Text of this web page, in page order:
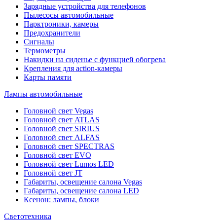
Зарядные устройства для телефонов
Пылесосы автомобильные
Парктроники, камеры
Предохранители
Сигналы
Термометры
Накидки на сиденье с функцией обогрева
Крепления для action-камеры
Карты памяти
Лампы автомобильные
Головной свет Vegas
Головной свет ATLAS
Головной свет SIRIUS
Головной свет ALFAS
Головной свет SPECTRAS
Головной свет EVO
Головной свет Lumos LED
Головной свет JT
Габариты, освещение салона Vegas
Габариты, освещение салона LED
Ксенон: лампы, блоки
Светотехника